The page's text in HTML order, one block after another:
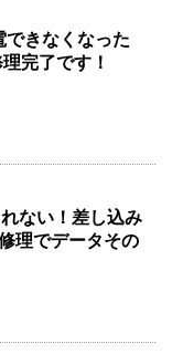
できなくなった
完了です！
ない！差し込み
理でデータその